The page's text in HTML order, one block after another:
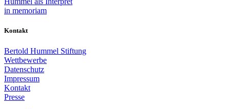
in memoriam
Kontakt
Bertold Hummel Stiftung
Wettbewerbe
Datenschutz
Impressum
Kontakt
Presse